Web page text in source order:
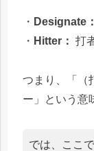
・ Designate：
・ Hitter： 打
つまり、「（
ー」という意
では、ここで